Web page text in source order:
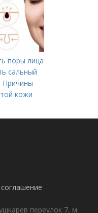
поры лица
сальный
Причины
кожи
переулок 7, м.